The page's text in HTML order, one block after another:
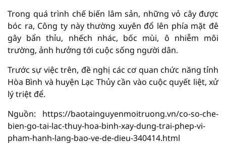
Trong quá trình chế biến lâm sản, những vỏ cây được
bóc ra, Công ty này thường xuyên đổ lên phía mặt đê
gây bẩn thỉu, nhếch nhác, bốc mùi, ô nhiễm môi
trường, ảnh hưởng tới cuộc sống người dân.
Trước sự việc trên, đề nghị các cơ quan chức năng tỉnh
Hòa Bình và huyện Lạc Thủy cần vào cuộc quyết liệt, xử
lý triệt để.
Nguồn: https://baotainguyenmoitruong.vn/co-so-che-
bien-go-tai-lac-thuy-hoa-binh-xay-dung-trai-phep-vi-
pham-hanh-lang-bao-ve-de-dieu-340414.html